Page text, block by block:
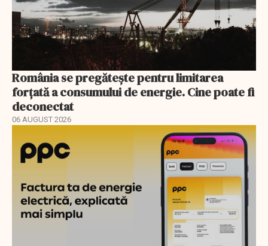
România se pregătește pentru limitarea
forțată a consumului de energie. Cine poate fi
deconectat
06 AUGUST 2026